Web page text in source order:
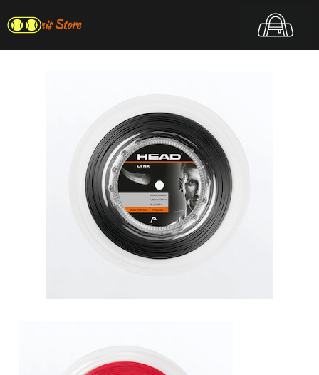
Top Tennis Store